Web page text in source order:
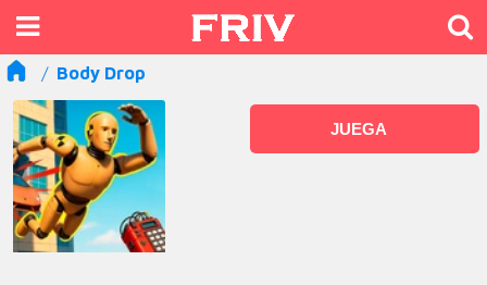
Body Drop
JUEGA